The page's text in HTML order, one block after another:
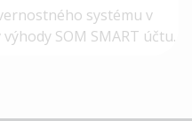
systému v
SOM SMART účtu.